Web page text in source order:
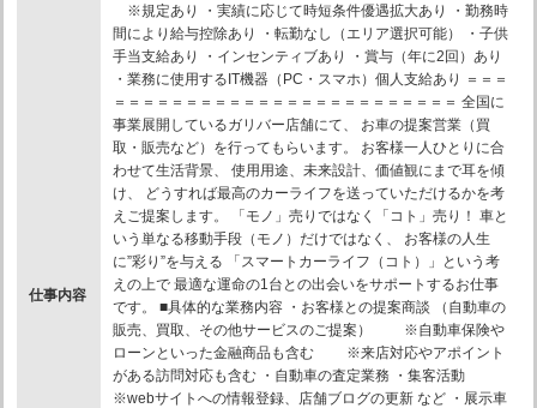
仕事内容
※規定あり ・実績に応じて時短条件優遇拡大あり ・勤務時
間により給与控除あり ・転勤なし（エリア選択可能） ・子供
手当支給あり ・インセンティブあり ・賞与（年に2回）あり
・業務に使用するIT機器（PC・スマホ）個人支給あり ＝＝＝
＝＝＝＝＝＝＝＝＝＝＝＝＝＝＝＝＝＝＝＝＝＝＝＝ 全国に
事業展開しているガリバー店舗にて、 お車の提案営業（買
取・販売など）を行ってもらいます。 お客様一人ひとりに合
わせて生活背景、 使用用途、未来設計、価値観にまで耳を傾
け、 どうすれば最高のカーライフを送っていただけるかを考
えご提案します。 「モノ」売りではなく「コト」売り！ 車と
いう単なる移動手段（モノ）だけではなく、 お客様の人生
に”彩り”を与える 「スマートカーライフ（コト）」という考
えの上で 最適な運命の1台との出会いをサポートするお仕事
です。 ■具体的な業務内容 ・お客様との提案商談 （自動車の
販売、買取、その他サービスのご提案） ※自動車保険や
ローンといった金融商品も含む ※来店対応やアポイント
がある訪問対応も含む ・自動車の査定業務 ・集客活動
※webサイトへの情報登録、店舗ブログの更新 など ・展示車